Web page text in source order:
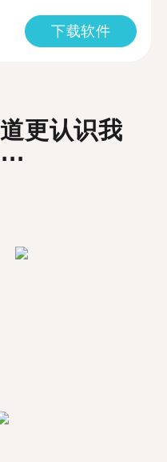
下载软件
更认识我